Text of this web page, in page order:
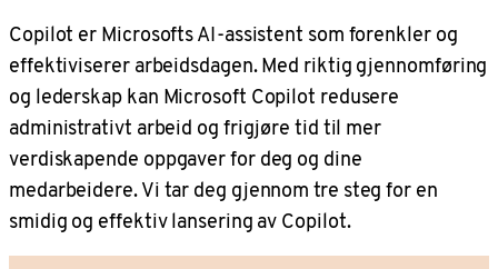
Copilot er Microsofts AI-assistent som forenkler og
effektiviserer arbeidsdagen. Med riktig gjennomføring
og lederskap kan Microsoft Copilot redusere
administrativt arbeid og frigjøre tid til mer
verdiskapende oppgaver for deg og dine
medarbeidere. Vi tar deg gjennom tre steg for en
smidig og effektiv lansering av Copilot.